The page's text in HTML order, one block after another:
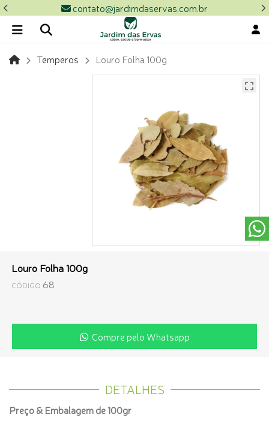
contato@jardimdaservas.com.br
Temperos Louro Folha 100g
Louro Folha 100g
CÓDIGO 68
Compre pelo Whatsapp
DETALHES
Preço & Embalagem de 100gr